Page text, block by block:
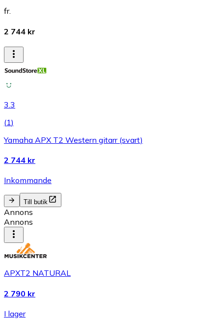
fr.
2 744 kr
3.3
(1)
Yamaha APX T2 Western gitarr (svart)
2 744 kr
Inkommande
Till butik
Annons
Annons
APXT2 NATURAL
2 790 kr
I lager